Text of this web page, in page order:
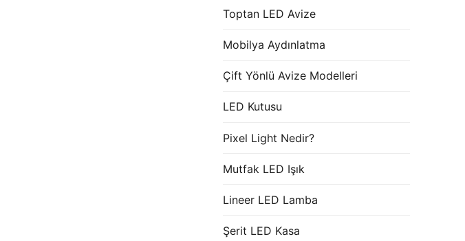
Toptan LED Avize
Mobilya Aydınlatma
Çift Yönlü Avize Modelleri
LED Kutusu
Pixel Light Nedir?
Mutfak LED Işık
Lineer LED Lamba
Şerit LED Kasa